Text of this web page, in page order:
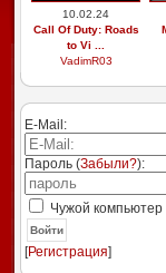
10.02.24
Call Of Duty: Roads
to Vi ...
VadimR03
E-Mail:
Пароль (Забыли?):
Чужой компьютер
Войти
[Регистрация]